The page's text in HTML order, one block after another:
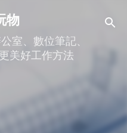
容
物
室、數位筆記、
美好工作方法